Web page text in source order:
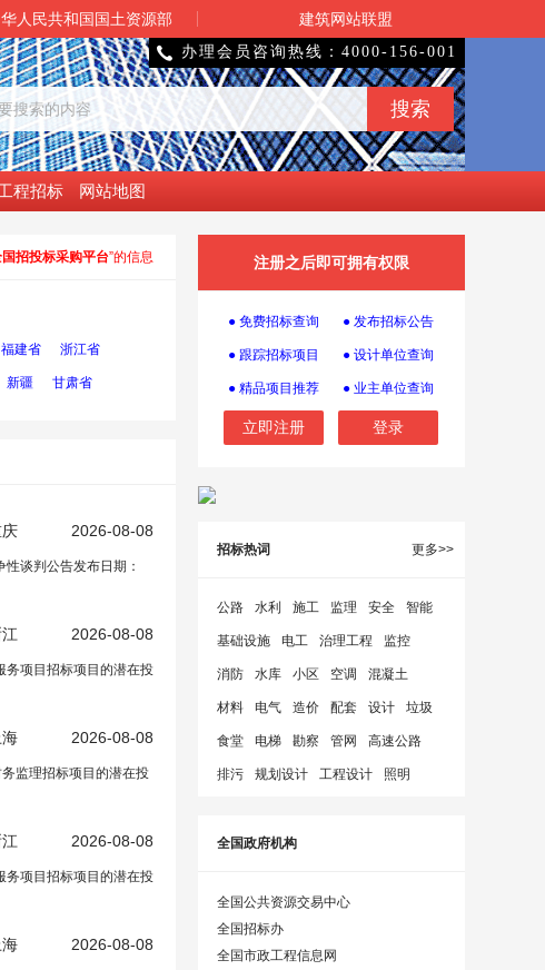
人民共和国国土资源部 建筑网站联盟
 办理会员咨询热线：4000-156-001
程招标 网站地图
招投标采购平台”的信息
福建省 浙江省
新疆 甘肃省
2026-08-08
谈判公告发布日期：
2026-08-08
务项目招标项目的潜在投
海 2026-08-08
监理招标项目的潜在投
2026-08-08
务项目招标项目的潜在投
海 2026-08-08
注册之后即可拥有权限
● 免费招标查询 ● 发布招标公告
● 跟踪招标项目 ● 设计单位查询
● 精品项目推荐 ● 业主单位查询
立即注册 登录
招标热词 更多>>
公路 水利 施工 监理 安全 智能
基础设施 电工 治理工程 监控
消防 水库 小区 空调 混凝土
材料 电气 造价 配套 设计 垃圾
食堂 电梯 勘察 管网 高速公路
排污 规划设计 工程设计 照明
全国政府机构
全国公共资源交易中心
全国招标办
全国市政工程信息网